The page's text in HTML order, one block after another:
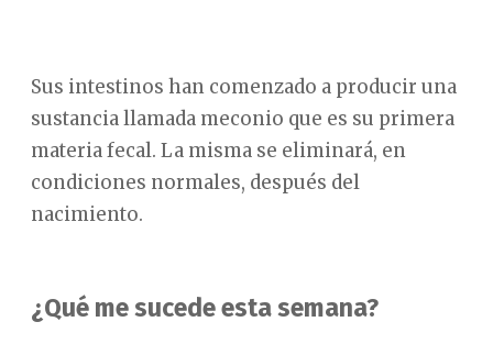
Sus intestinos han comenzado a producir una
sustancia llamada meconio que es su primera
materia fecal. La misma se eliminará, en
condiciones normales, después del
nacimiento.
¿Qué me sucede esta semana?